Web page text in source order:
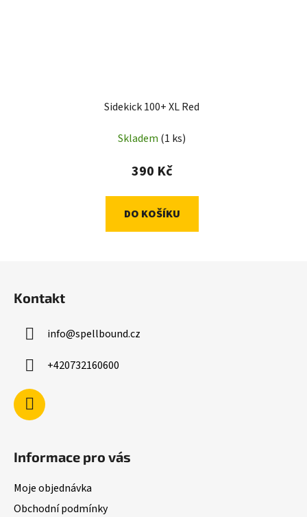
Sidekick 100+ XL Red
Skladem (1 ks)
390 Kč
DO KOŠÍKU
Kontakt
info@spellbound.cz
+420732160600
Informace pro vás
Moje objednávka
Obchodní podmínky